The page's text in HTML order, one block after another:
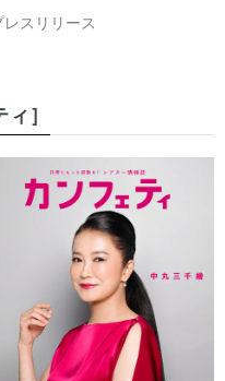
レスリリース
］